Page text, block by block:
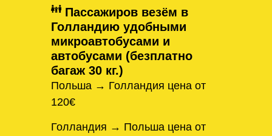
Пассажиров везём в
Голландию удобными
микроавтобусами и
автобусами (безплатно
багаж 30 кг.)
Польша → Голландия цена от
120€
Голландия → Польша цена от